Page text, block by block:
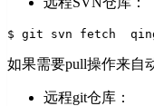
$ git svn fetch
如果需要pull操作来自
远程git仓库：